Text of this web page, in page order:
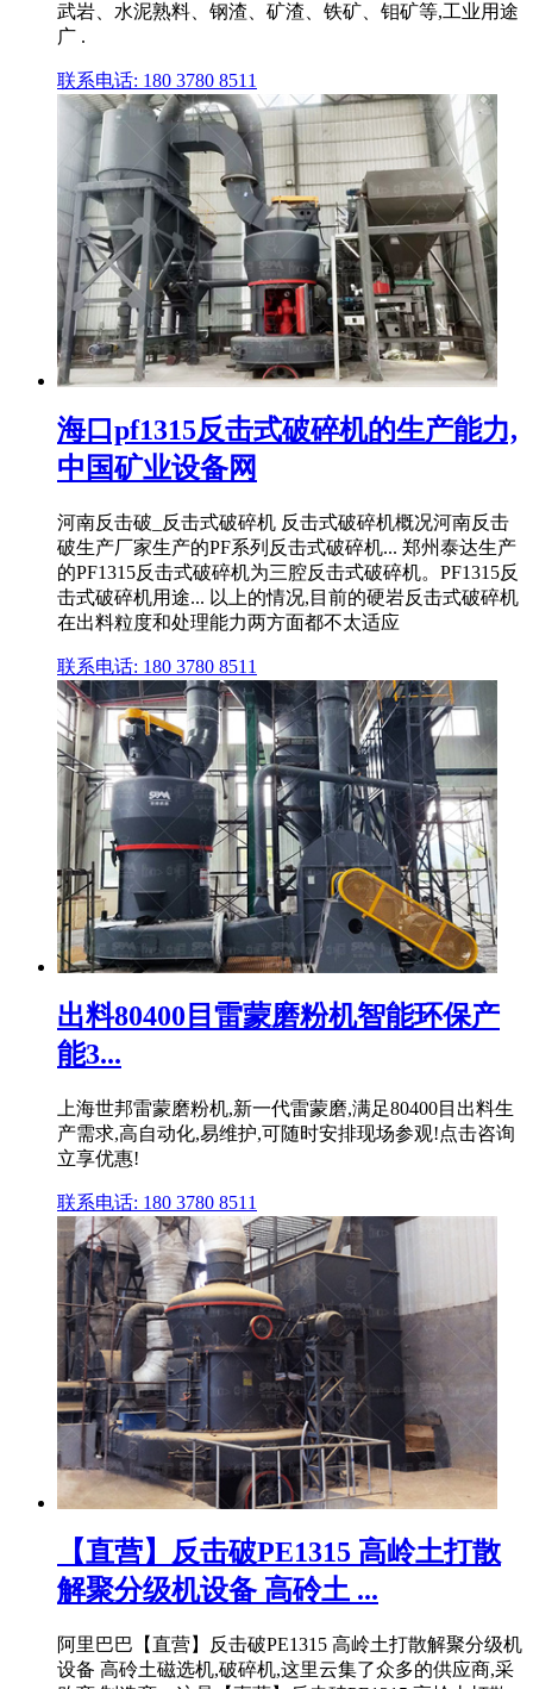
武岩、水泥熟料、钢渣、矿渣、铁矿、钼矿等,工业用途
广 .
联系电话: 180 3780 8511
海口pf1315反击式破碎机的生产能力,
中国矿业设备网
河南反击破_反击式破碎机 反击式破碎机概况河南反击
破生产厂家生产的PF系列反击式破碎机... 郑州泰达生产
的PF1315反击式破碎机为三腔反击式破碎机。PF1315反
击式破碎机用途... 以上的情况,目前的硬岩反击式破碎机
在出料粒度和处理能力两方面都不太适应
联系电话: 180 3780 8511
出料80400目雷蒙磨粉机智能环保产
能3...
上海世邦雷蒙磨粉机,新一代雷蒙磨,满足80400目出料生
产需求,高自动化,易维护,可随时安排现场参观!点击咨询
立享优惠!
联系电话: 180 3780 8511
【直营】反击破PE1315 高岭土打散
解聚分级机设备 高砱土 ...
阿里巴巴【直营】反击破PE1315 高岭土打散解聚分级机
设备 高砱土磁选机,破碎机,这里云集了众多的供应商,采